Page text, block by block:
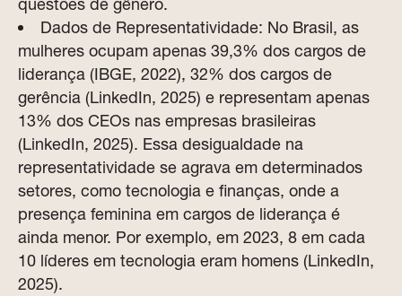
questões de gênero.
Dados de Representatividade: No Brasil, as
mulheres ocupam apenas 39,3% dos cargos de
liderança (IBGE, 2022), 32% dos cargos de
gerência (LinkedIn, 2025) e representam apenas
13% dos CEOs nas empresas brasileiras
(LinkedIn, 2025). Essa desigualdade na
representatividade se agrava em determinados
setores, como tecnologia e finanças, onde a
presença feminina em cargos de liderança é
ainda menor. Por exemplo, em 2023, 8 em cada
10 líderes em tecnologia eram homens (LinkedIn,
2025).